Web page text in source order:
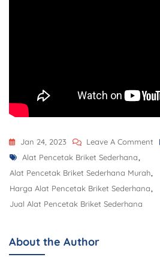
Jan 24, 2023 Leave A Comment
Alat Pencetak Briket Sederhana,
Alat Pencetak Briket Sederhana Murah,
Harga Alat Pencetak Briket Sederhana,
Jual Alat Pencetak Briket Sederhana
About the Author